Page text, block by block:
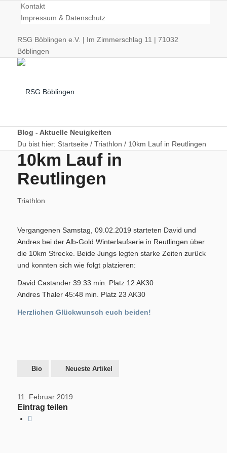
Kontakt
Impressum & Datenschutz
RSG Böblingen e.V. | Im Zimmerschlag 11 | 71032
Böblingen
Radsport
Training/Termine
Blog - Aktuelle Neuigkeiten
Du bist hier: Startseite / Triathlon / 10km Lauf in Reutlingen
10km Lauf in
Reutlingen
Triathlon
Vergangenen Samstag, 09.02.2019 starteten David und
Andres bei der Alb-Gold Winterlaufserie in Reutlingen über
die 10km Strecke. Beide Jungs legten starke Zeiten zurück
und konnten sich wie folgt platzieren:
David Castander 39:33 min. Platz 12 AK30
Andres Thaler 45:48 min. Platz 23 AK30
Herzlichen Glückwunsch euch beiden!
Bio Neueste Artikel
11. Februar 2019
Eintrag teilen